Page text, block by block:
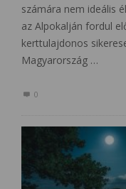
számára nem ideális
az Alpokalján fordul
kerttulajdonos
Magyarország …
0